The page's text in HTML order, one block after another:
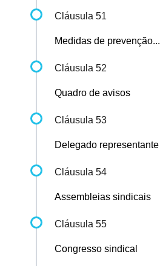
Cláusula 51
Medidas de prevenção...
Cláusula 52
Quadro de avisos
Cláusula 53
Delegado representante
Cláusula 54
Assembleias sindicais
Cláusula 55
Congresso sindical